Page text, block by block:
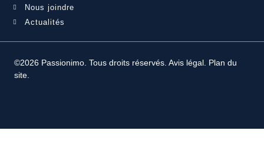
Nous joindre
Actualités
©2026 Passionimo. Tous droits réservés. Avis légal Plan du
site